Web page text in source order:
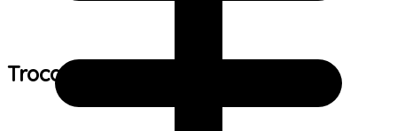
Trocas e devoluções: